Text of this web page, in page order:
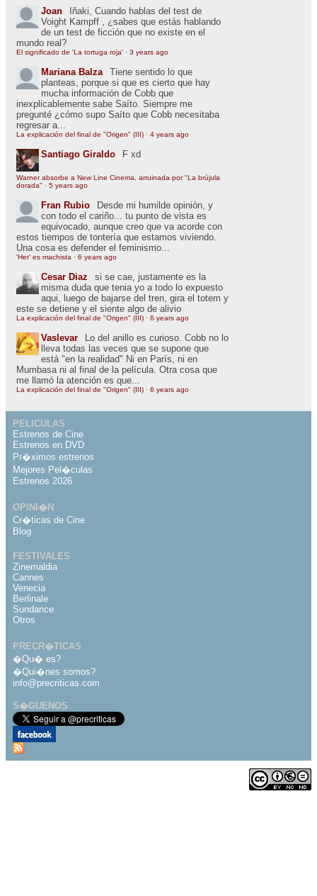
Joan
Iñaki, Cuando hablas del test de
Voight Kampff , ¿sabes que estás hablando
de un test de ficción que no existe en el
mundo real?
El significado de 'La tortuga roja' · 3 years ago
Mariana Balza
Tiene sentido lo que
planteas, porque si que es cierto que hay
mucha información de Cobb que
inexplicablemente sabe Saíto. Siempre me
pregunté ¿cómo supo Saíto que Cobb necesitaba
regresar a...
La explicación del final de "Origen" (III) · 4 years ago
Santiago Giraldo F xd
Warner absorbe a New Line Cinema, arruinada por "La brújula
dorada" · 5 years ago
Fran Rubio
Desde mi humilde opinión, y
con todo el cariño... tu punto de vista es
equivocado, aunque creo que va acorde con
estos tiempos de tontería que estamos viviendo.
Una cosa es defender el feminismo...
'Her' es machista · 6 years ago
Cesar Diaz
si se cae, justamente es la
misma duda que tenia yo a todo lo expuesto
aqui, luego de bajarse del tren, gira el totem y
este se detiene y el siente algo de alivio
La explicación del final de "Origen" (III) · 6 years ago
Vaslevar
Lo del anillo es curioso. Cobb no lo
lleva todas las veces que se supone que
está "en la realidad" Ni en París, ni en
Mumbasa ni al final de la película. Otra cosa que
me llamó la atención es que...
La explicación del final de "Origen" (III) · 6 years ago
PELICULAS
Estrenos de Cine
Estrenos en DVD
Pr�ximos estrenos
Mejores Pel�culas
Estrenos 2026
OPINI�N
Cr�ticas de Cine
Blog
FESTIVALES
Zinemaldia
Cannes
Venecia
Berlinale
Sundance
Otros
PRECR�TICAS
�Qu� es?
�Qui�nes somos?
info@precriticas.com
S�GUENOS